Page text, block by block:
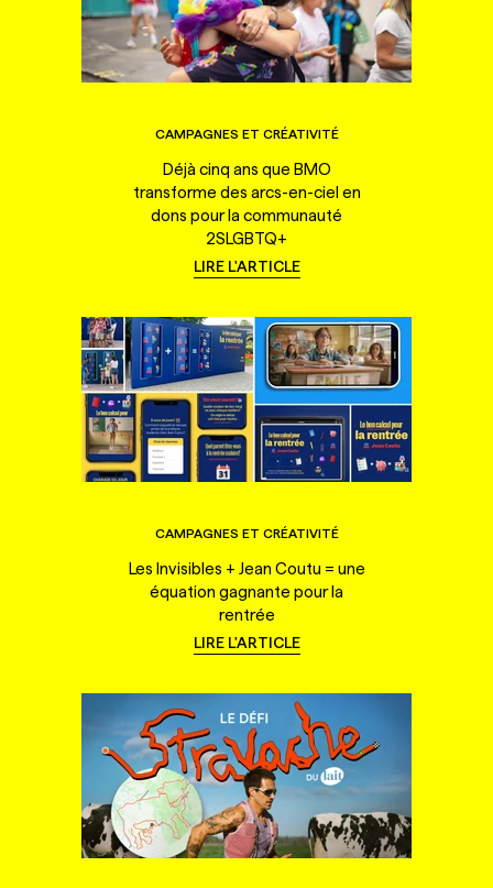
CAMPAGNES ET CRÉATIVITÉ
Déjà cinq ans que BMO
transforme des arcs-en-ciel en
dons pour la communauté
2SLGBTQ+
LIRE L'ARTICLE
CAMPAGNES ET CRÉATIVITÉ
Les Invisibles + Jean Coutu = une
équation gagnante pour la
rentrée
LIRE L'ARTICLE